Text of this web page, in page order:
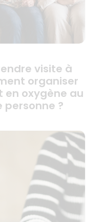
visite à
organiser
en oxygène au
personne ?